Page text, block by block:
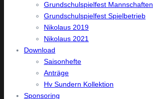
Grundschulspielfest Mannschaften
Grundschulspielfest Spielbetrieb
Nikolaus 2019
Nikolaus 2021
Download
Saisonhefte
Anträge
Hv Sundern Kollektion
Sponsoring